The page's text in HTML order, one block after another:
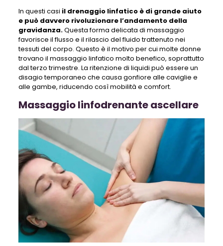
In questi casi il drenaggio linfatico è di grande aiuto
e può davvero rivoluzionare l’andamento della
gravidanza.Questa forma delicata di massaggio
favorisce il flusso e il rilascio del fluido trattenuto nei
tessuti del corpo. Questo è il motivo per cui molte donne
trovano il massaggio linfatico molto benefico, soprattutto
dal terzo trimestre. La ritenzione di liquidi può essere un
disagio temporaneo che causa gonfiore alle caviglie e
alle gambe, riducendo così mobilità e comfort.
Massaggio linfodrenante ascellare